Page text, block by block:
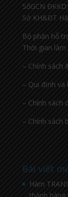
SốGCN
Sở KH&ĐT
Bộ phận hỗ
Thời gian làm
– Chính sách
– Qui định
– Chính sách
– Chính sách
Bài viết
Hàm